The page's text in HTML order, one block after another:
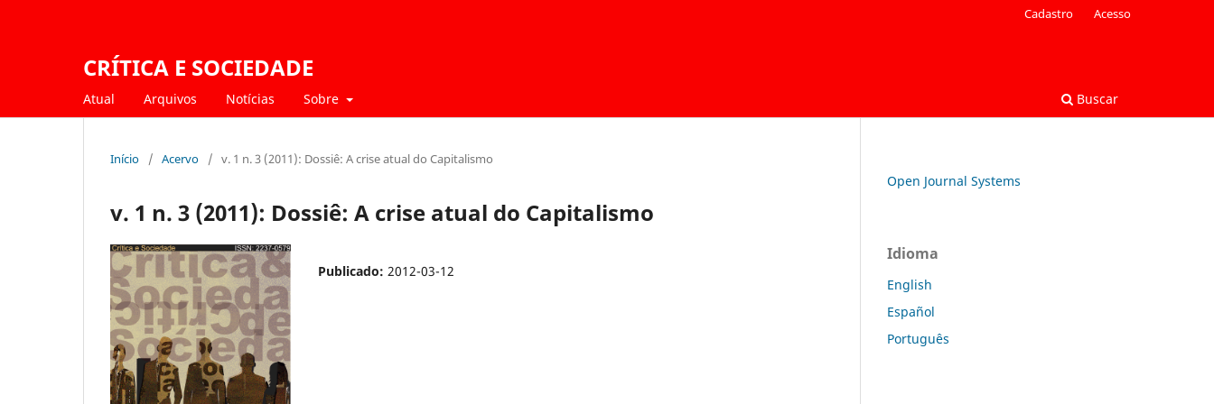
CRÍTICA E SOCIEDADE
Atual Arquivos Notícias Sobre Buscar
Cadastro Acesso
Início / Acervo / v. 1 n. 3 (2011): Dossiê: A crise atual do Capitalismo
v. 1 n. 3 (2011): Dossiê: A crise atual do Capitalismo
Publicado: 2012-03-12
Open Journal Systems
Idioma
English
Español
Português